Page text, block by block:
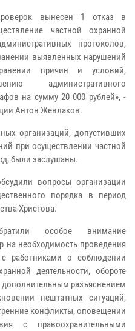
вынесен 1 отказ в
частной охранной
протоколов,
выявленных нарушений
причин и условий,
административного
на сумму 20 000 рублей», -
Антон Жевлаков.
организаций, допустивших
при осуществлении частной
были заслушаны.
вопросы организации
порядка в период
Христова.
особое внимание
на необходимость проведения
с работниками о соблюдении
деятельности, обороте
разъяснением
нештатных ситуаций,
конфликты, оповещении
с правоохранительными